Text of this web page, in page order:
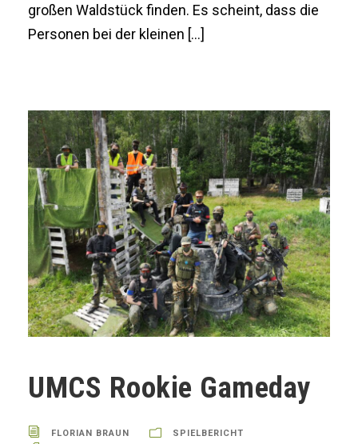
großen Waldstück finden. Es scheint, dass die
Personen bei der kleinen […]
UMCS Rookie Gameday
FLORIAN BRAUN
SPIELBERICHT